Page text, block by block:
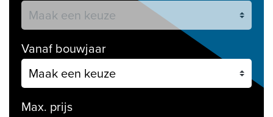
Vanaf bouwjaar
Max. prijs